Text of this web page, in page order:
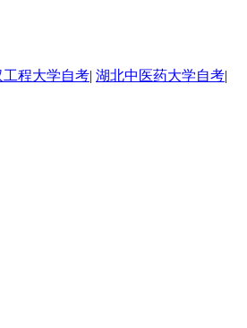
工程大学自考| 湖北中医药大学自考|